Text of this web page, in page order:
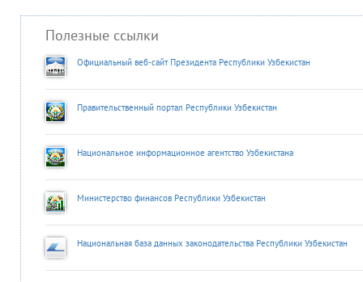
Полезные ссылки
Официальный веб-сайт Президента Республики Узбекистан
Правительственный портал Республики Узбекистан
Национальное информационное агентство Узбекистана
Министерство финансов Республики Узбекистан
Национальная база данных законодательства Республики Узбекистан